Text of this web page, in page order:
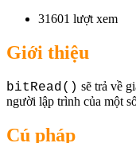
31601 lượt xem
Giới thiệu
bitRead() sẽ trả về
người lập trình của một
Cú pháp